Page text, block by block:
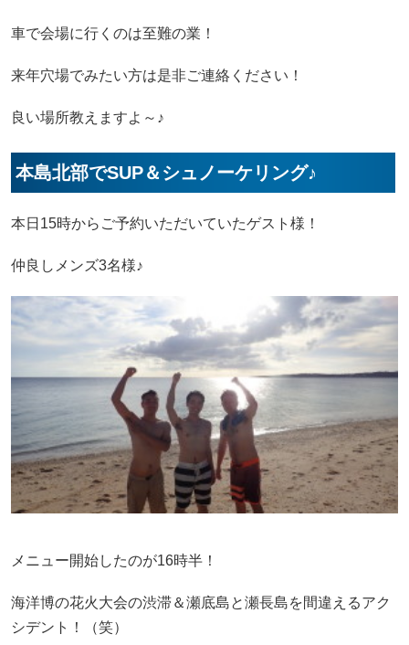
車で会場に行くのは至難の業！
来年穴場でみたい方は是非ご連絡ください！
良い場所教えますよ～♪
本島北部でSUP＆シュノーケリング♪
本日15時からご予約いただいていたゲスト様！
仲良しメンズ3名様♪
メニュー開始したのが16時半！
海洋博の花火大会の渋滞＆瀬底島と瀬長島を間違えるアク
シデント！（笑）